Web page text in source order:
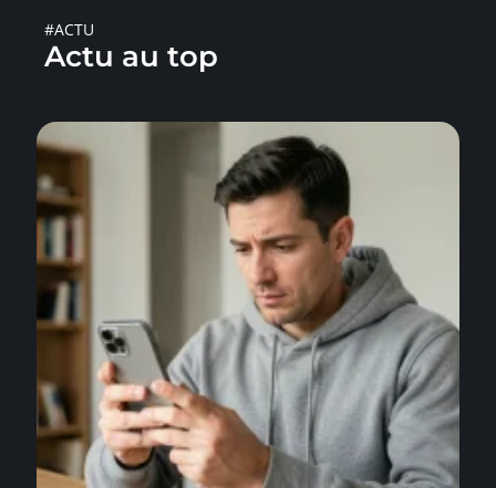
#ACTU
Actu au top